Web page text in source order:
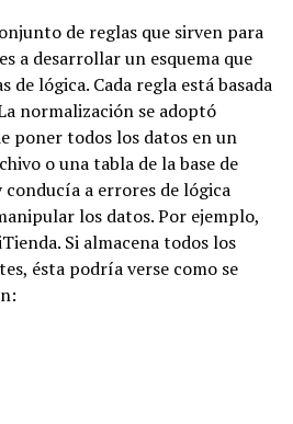
de reglas que sirven para
a desarrollar un esquema que
de lógica. Cada regla está basada
normalización se adoptó
poner todos los datos en un
o una tabla de la base de
a errores de lógica
los datos. Por ejemplo,
Si almacena todos los
ésta podría verse como se